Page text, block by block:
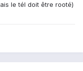
le tél doit être rooté)